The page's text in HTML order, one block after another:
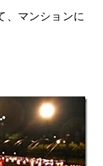
、マンションに